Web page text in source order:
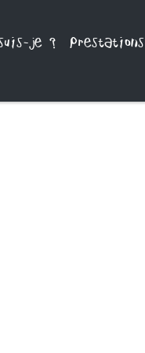
je ? Prestations